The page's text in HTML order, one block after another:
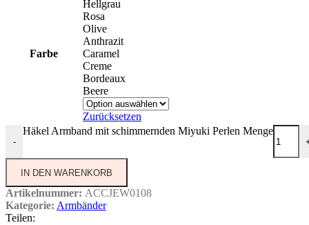
Farbe
Hellgrau
Rosa
Olive
Anthrazit
Caramel
Creme
Bordeaux
Beere
Zurücksetzen
-
Häkel Armband mit schimmernden Miyuki Perlen Menge
IN DEN WARENKORB
Artikelnummer: ACCJEW0108
Kategorie: Armbänder
Teilen: